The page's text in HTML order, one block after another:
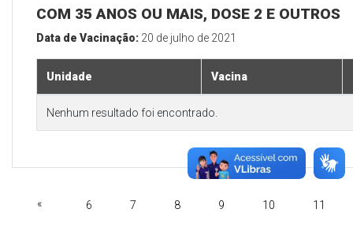
COM 35 ANOS OU MAIS, DOSE 2 E OUTROS
Data de Vacinação: 20 de julho de 2021
Unidade Vacina
Nenhum resultado foi encontrado.
« 6 7 8 9 10 11